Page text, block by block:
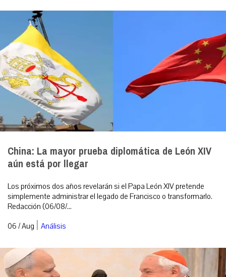
China: La mayor prueba diplomática de León XIV
aún está por llegar
Los próximos dos años revelarán si el Papa León XIV pretende
simplemente administrar el legado de Francisco o transformarlo.
Redacción (06/08/...
06 / Aug | Análisis